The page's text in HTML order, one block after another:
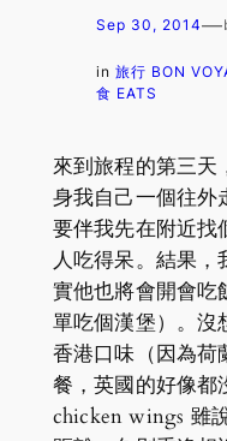
Sep 30, 2014—
in 旅行 BON
食 EATS
來到旅程的第三天
身我自己一個往外
要伴我先在附近找
人吃得呆。結果
實他也將會開會吃
單吃個漢堡）。沒
香港口味（因為荷
餐，英國的好像都
chicken wings 雖